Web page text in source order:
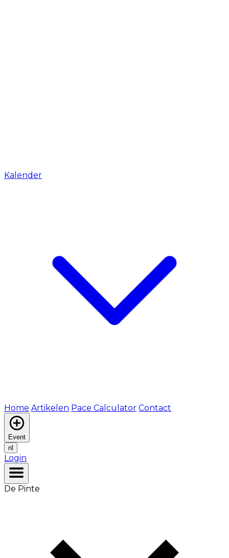
Kalender
Home Artikelen Pace Calculator Contact
Event
nl
Login
De Pinte